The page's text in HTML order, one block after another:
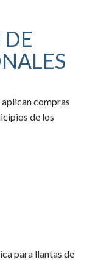
compras
de los
para llantas de